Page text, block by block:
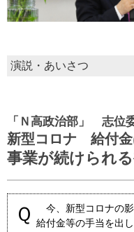
プロフィール
主な活動
国会質問
会見・発言集
演説・あいさつ
「Ｎ高政治部」 志位
新型コロナ 給付金
事業が続けられ
Ｑ 今、新型コロナの影響で失業者が増加しています。国は 給付金等の手当を出